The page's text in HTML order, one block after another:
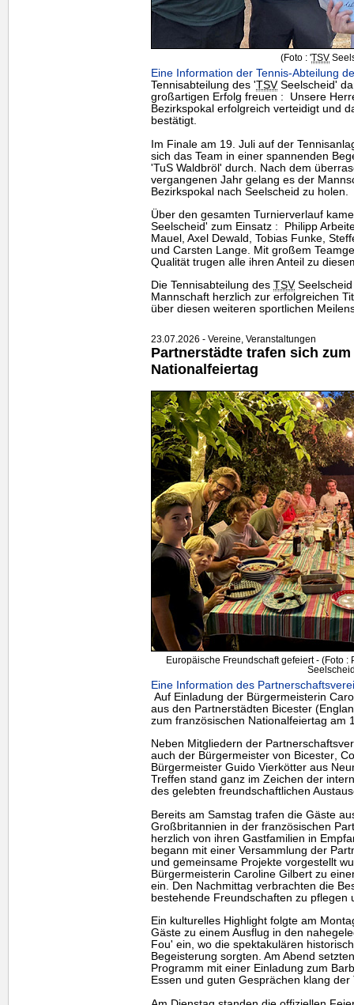
(Foto : 'TSV
Eine Information der Tennis-Abteilung
Tennisabteilung des 'TSVSeelscheid'
großartigen Erfolg freuen : Unsere
Bezirkspokal erfolgreich verteidigt und
bestätigt.
Im Finale am 19. Juli auf der
sich das Team in einer spannenden
'TuS Waldbröl' durch. Nach dem
vergangenen Jahr gelang es der
Bezirkspokal nach Seelscheid zu holen.
Über den gesamten Turnierverlauf
Seelscheid' zum Einsatz : Philipp
Mauel, Axel Dewald, Tobias Funke,
und Carsten Lange. Mit großem
Qualität trugen alle ihren Anteil zu
Die Tennisabteilung des TSV
Mannschaft herzlich zur erfolgreichen
über diesen weiteren sportlichen
23.07.2026 - Vereine, Veranstaltungen
Partnerstädte trafen sich
Nationalfeiertag
Europäische Freundschaft gefeiert - (Foto
Eine Information des
Auf Einladung der Bürgermeisterin
aus den Partnerstädten Bicester
zum französischen Nationalfeiertag am
Neben Mitgliedern der
auch der Bürgermeister von Bicester,
Bürgermeister Guido Vierkötter aus
Treffen stand ganz im Zeichen der
des gelebten freundschaftlichen
Bereits am Samstag trafen die Gäste
Großbritannien in der französischen
herzlich von ihren Gastfamilien in
begann mit einer Versammlung der
und gemeinsame Projekte vorgestellt
Bürgermeisterin Caroline Gilbert zu
ein. Den Nachmittag verbrachten die
bestehende Freundschaften zu pflegen
Ein kulturelles Highlight folgte am
Gäste zu einem Ausflug in den
Fou' ein, wo die spektakulären
Begeisterung sorgten. Am Abend
Programm mit einer Einladung zum
Essen und guten Gesprächen klang